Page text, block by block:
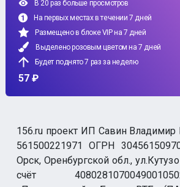
В 20 раз больше просмотров
На первых местах в течении 7 дней
Размещено в блоке VIP на 7 дней
Выделено розовым цветом на 7 дней
Будет поднято 7 раз за неделю
57 ₽
156.ru проект ИП Савин
561500221971 ОГРН
Орск, Оренбургской обл.,
счёт